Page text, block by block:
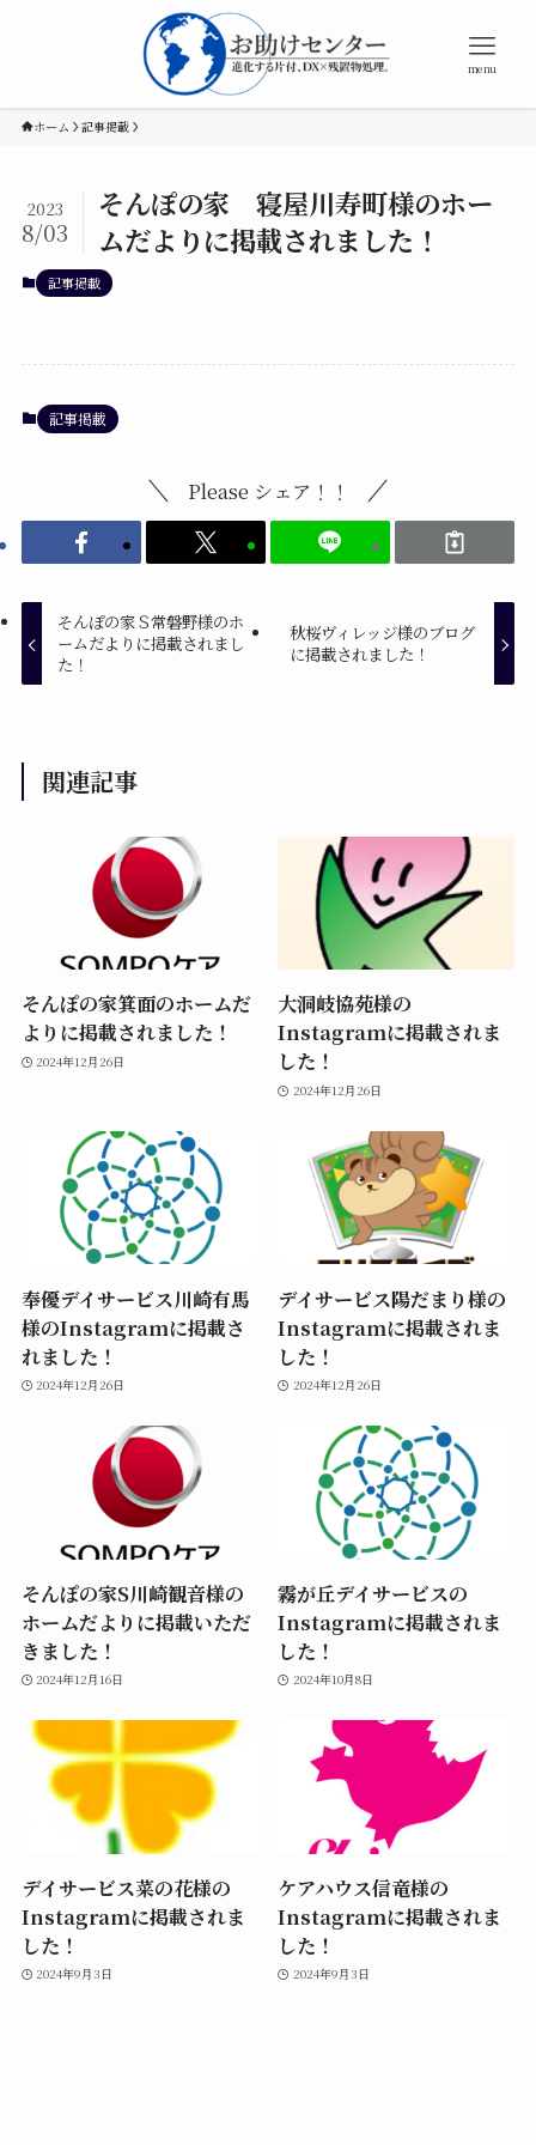
menu
ホーム 記事掲載
そんぽの家 寝屋川寿町様のホー
ムだよりに掲載されました！
2023
8/03
記事掲載
記事掲載
Please シェア！！
そんぽの家Ｓ常磐野様のホ
ームだよりに掲載されまし
た！
秋桜ヴィレッジ様のブログ
に掲載されました！
関連記事
そんぽの家箕面のホームだ
よりに掲載されました！
2024年12月26日
大洞岐協苑様の
Instagramに掲載されま
した！
2024年12月26日
奉優デイサービス川崎有馬
様のInstagramに掲載さ
れました！
2024年12月26日
デイサービス陽だまり様の
Instagramに掲載されま
した！
2024年12月26日
そんぽの家S川崎観音様の
ホームだよりに掲載いただ
きました！
2024年12月16日
霧が丘デイサービスの
Instagramに掲載されま
した！
2024年10月8日
デイサービス菜の花様の
Instagramに掲載されま
した！
2024年9月3日
ケアハウス信竜様の
Instagramに掲載されま
した！
2024年9月3日